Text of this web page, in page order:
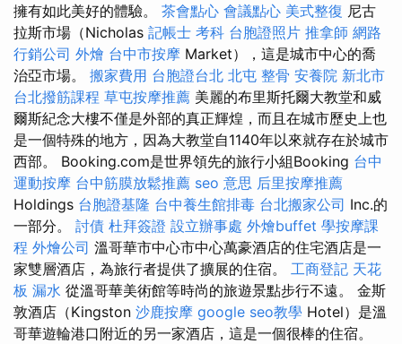
擁有如此美好的體驗。 茶會點心 會議點心 美式整復 尼古
拉斯市場（Nicholas 記帳士 考科 台胞證照片 推拿師 網路
行銷公司 外燴 台中市按摩 Market），這是城市中心的喬
治亞市場。 搬家費用 台胞證台北 北屯 整骨 安養院 新北市
台北撥筋課程 草屯按摩推薦 美麗的布里斯托爾大教堂和威
爾斯紀念大樓不僅是外部的真正輝煌，而且在城市歷史上也
是一個特殊的地方，因為大教堂自1140年以來就存在於城市
西部。 Booking.com是世界領先的旅行小組Booking 台中
運動按摩 台中筋膜放鬆推薦 seo 意思 后里按摩推薦
Holdings 台胞證基隆 台中養生館排毒 台北搬家公司 Inc.的
一部分。 討債 杜拜簽證 設立辦事處 外燴buffet 學按摩課
程 外燴公司 溫哥華市中心市中心萬豪酒店的住宅酒店是一
家雙層酒店，為旅行者提供了擴展的住宿。 工商登記 天花
板 漏水 從溫哥華美術館等時尚的旅遊景點步行不遠。 金斯
敦酒店（Kingston 沙鹿按摩 google seo教學 Hotel）是溫
哥華遊輪港口附近的另一家酒店，這是一個很棒的住宿。